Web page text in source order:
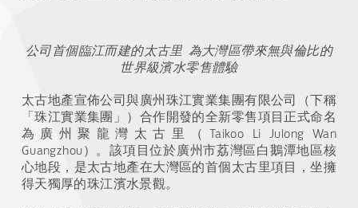
公司首個臨江而建的太古里 為大灣區帶來無與倫比的
世界級濱水零售體驗
太古地產宣佈公司與廣州珠江實業集團有限公司（下稱
「珠江實業集團 」 ）合作開發的全新零售項目正式命名
為廣州聚龍灣太古里（ Taikoo Li Julong Wan
Guangzhou）。該項目位於廣州市荔灣區白鵝潭地區核
心地段，是太古地產在大灣區的首個太古里項目，坐擁
得天獨厚的珠江濱水景觀。